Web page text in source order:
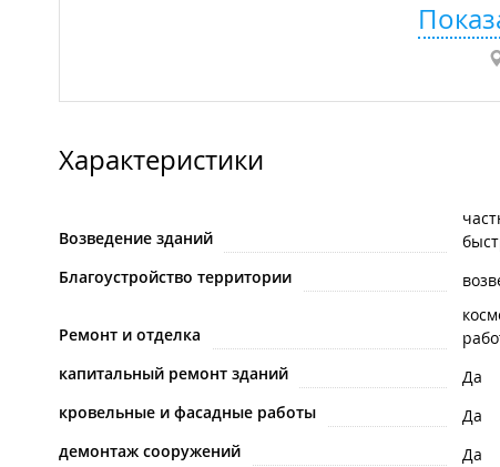
Характеристики
Возведение зданий
Благоустройство территории
Ремонт и отделка
капитальный ремонт зданий
Да
кровельные и фасадные работы
Да
демонтаж сооружений
Да